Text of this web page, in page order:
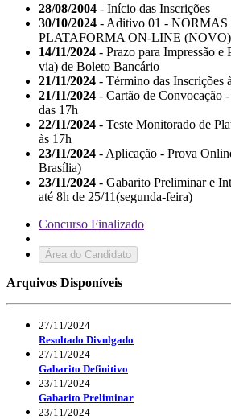
28/08/2004 - Início das Inscrições
30/10/2024 - Aditivo 01 - NORMAS
PLATAFORMA ON-LINE (NOVO)
14/11/2024 - Prazo para Impressão e
via) de Boleto Bancário
21/11/2024 - Término das Inscrições
21/11/2024 - Cartão de Convocação
das 17h
22/11/2024 - Teste Monitorado de
às 17h
23/11/2024 - Aplicação - Prova
Brasília)
23/11/2024 - Gabarito Preliminar e
até 8h de 25/11(segunda-feira)
Concurso Finalizado
Área do Candidato
Arquivos Disponíveis
27/11/2024
Resultado Divulgado
27/11/2024
Gabarito Definitivo
23/11/2024
Gabarito Preliminar
23/11/2024